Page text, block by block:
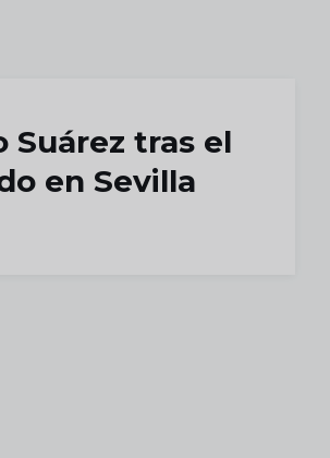
Suárez tras el
en Sevilla